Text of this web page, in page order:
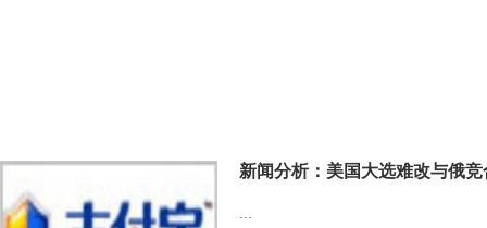
新闻分析：美国大选难改与俄竞